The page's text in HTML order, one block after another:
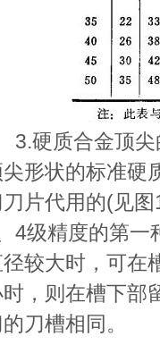
硬质合金顶尖
形状的标准硬
刀片代用的(见
4级精度的第一
径较大时，可在
，则在槽下部
的刀槽相同。